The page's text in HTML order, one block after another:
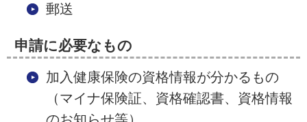
郵送
申請に必要なもの
加入健康保険の資格情報が分かるもの
（マイナ保険証、資格確認書、資格情報